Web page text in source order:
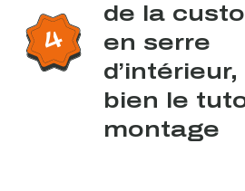
de la
en serre
bien le
montage